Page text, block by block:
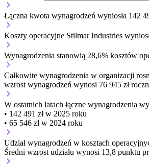
Łączna kwota wynagrodzeń wyniosła 142
Koszty operacyjne Stilmar Industries
Wynagrodzenia stanowią 28,6% kosztów
Całkowite wynagrodzenia w organizacji
wzrost wynagrodzeń wynosi 76 945 zł
W ostatnich latach łączne wynagrodzenia
• 142 491 zł w 2025 roku
• 65 546 zł w 2024 roku
Udział wynagrodzeń w kosztach
Średni wzrost udziału wynosi 13,8 punktu